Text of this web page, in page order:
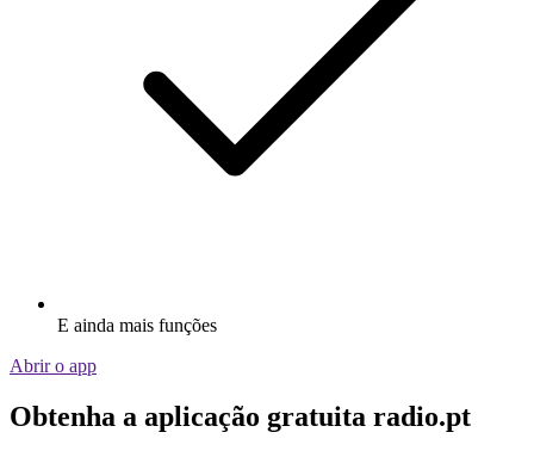
E ainda mais funções
Abrir o app
Obtenha a aplicação gratuita radio.pt